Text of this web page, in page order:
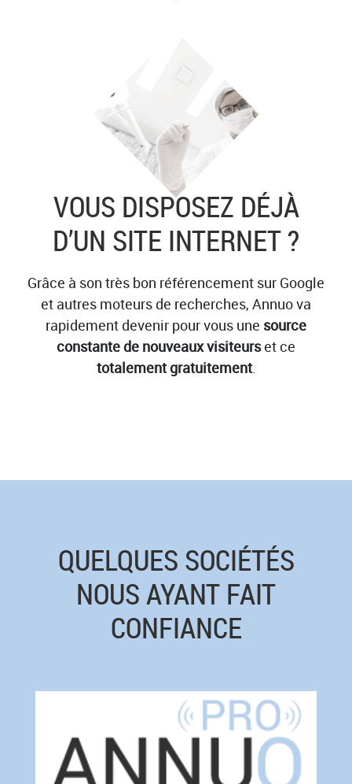
VOUS DISPOSEZ DÉJÀ
D’UN SITE INTERNET ?
Grâce à son très bon référencement sur Google
et autres moteurs de recherches, Annuo va
rapidement devenir pour vous une source
constante de nouveaux visiteurset ce
totalement gratuitement.
QUELQUES SOCIÉTÉS
NOUS AYANT FAIT
CONFIANCE